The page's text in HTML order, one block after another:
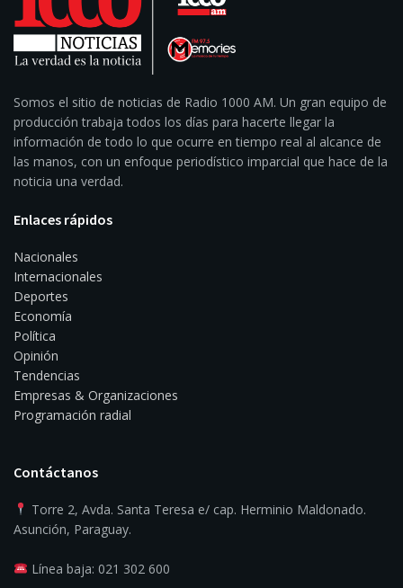
Somos el sitio de noticias de Radio 1000 AM. Un gran equipo de
producción trabaja todos los días para hacerte llegar la
información de todo lo que ocurre en tiempo real al alcance de
las manos, con un enfoque periodístico imparcial que hace de la
noticia una verdad.
Enlaces rápidos
Nacionales
Internacionales
Deportes
Economía
Política
Opinión
Tendencias
Empresas & Organizaciones
Programación radial
Contáctanos
Torre 2, Avda. Santa Teresa e/ cap. Herminio Maldonado.
Asunción, Paraguay.
Línea baja: 021 302 600